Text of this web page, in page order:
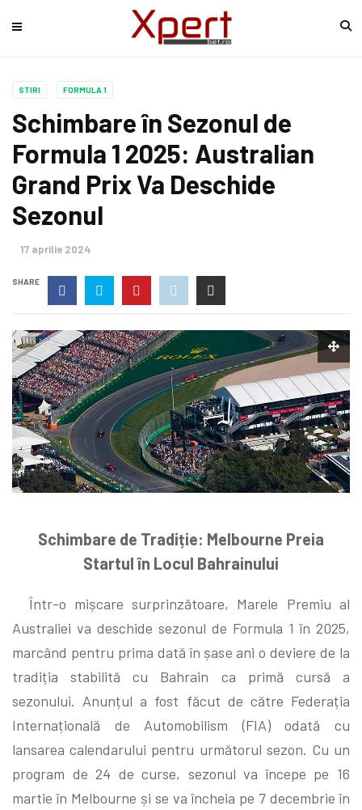
STIRI FORMULA 1
Schimbare în Sezonul de
Formula 1 2025: Australian
Grand Prix Va Deschide
Sezonul
17 aprilie 2024
SHARE
Schimbare de Tradiție: Melbourne Preia
Startul în Locul Bahrainului
Într-o mișcare surprinzătoare, Marele Premiu al
Australiei va deschide sezonul de Formula 1 în 2025,
marcând pentru prima dată în șase ani o deviere de la
tradiția stabilită cu Bahrain ca primă cursă a
sezonului. Anunțul a fost făcut de către Federația
Internațională de Automobilism (FIA) odată cu
lansarea calendarului pentru următorul sezon. Cu un
program de 24 de curse, sezonul va începe pe 16
martie în Melbourne și se va încheia pe 7 decembrie în